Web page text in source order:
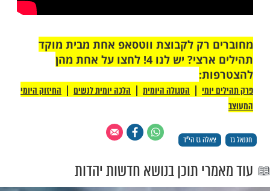
של המלחמה, שיתפה צאלה הי"ד פוסט מחזק
מסוגלת להכיל את הרוע, לא מסוגלת להכיל
מסוגלת לדמיין מה עובר על החטופים, מה
רגע אחר אני מסוגלת להאמין,
טוב לעם ישראל… ומשם כל מה שאני
זה להיות בעשיה ובהפצת אור. אפילו חייך
אור גדול".